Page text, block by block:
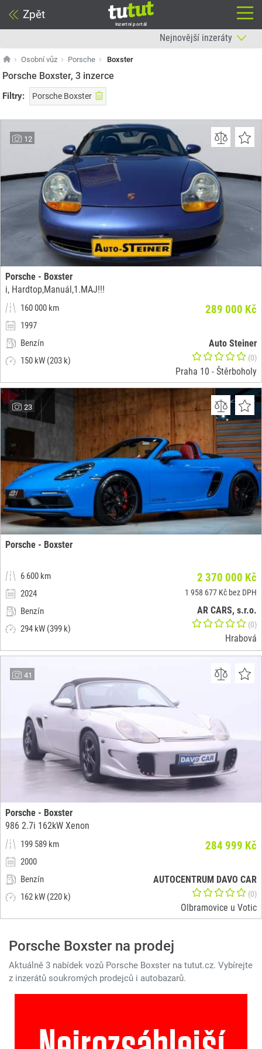
Zpět
Inzertní portál
Osobní vůz Porsche Boxster
Porsche Boxster, 3 inzerce
Filtry: Porsche Boxster
12
Porsche - Boxster
i, Hardtop,Manuál,1.MAJ!!!
160 000 km
1997
Benzín
150 kW (203 k)
289 000 Kč
Auto Steiner
(0)
Praha 10 - Štěrboholy
23
Porsche - Boxster
6 600 km
2024
Benzín
294 kW (399 k)
2 370 000 Kč
1 958 677 Kč bez DPH
AR CARS, s.r.o.
(0)
Hrabová
41
Porsche - Boxster
986 2.7i 162kW Xenon
199 589 km
2000
Benzín
162 kW (220 k)
284 999 Kč
AUTOCENTRUM DAVO CAR
(0)
Olbramovice u Votic
Porsche Boxster na prodej
Aktuálně 3 nabídek vozů Porsche Boxster na tutut.cz. Vybírejte
z inzerátů soukromých prodejců i autobazarů.